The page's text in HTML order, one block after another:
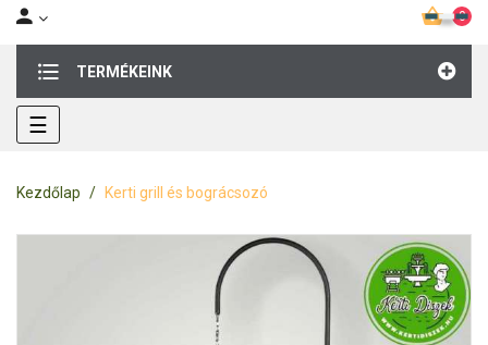
0
TERMÉKEINK
Toggle
navigation
☰
Kezdőlap Kerti grill és bográcsozó